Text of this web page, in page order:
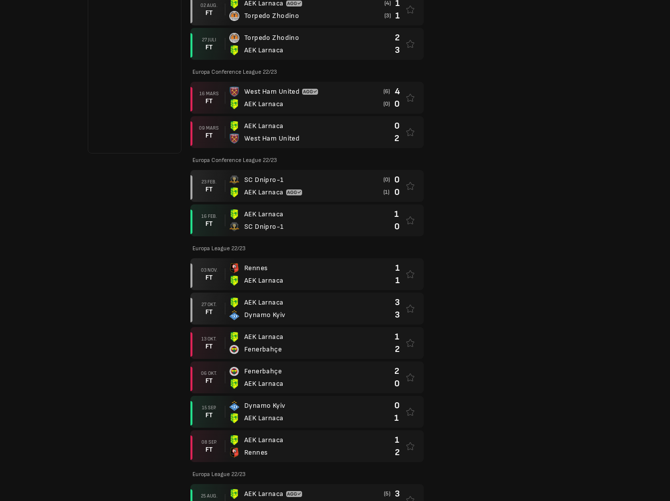
02 AUG.
FT
AEK Larnaca
Torpedo Zhodino
(4) 1
(3) 1
27 JULI
FT
Torpedo Zhodino
AEK Larnaca
2
3
Europa Conference League 22/23
16 MARS
FT
West Ham United
AEK Larnaca
(6) 4
(0) 0
09 MARS
FT
AEK Larnaca
West Ham United
0
2
Europa Conference League 22/23
23 FEB.
FT
SC Dnipro-1
AEK Larnaca
(0) 0
(1) 0
16 FEB.
FT
AEK Larnaca
SC Dnipro-1
1
0
Europa League 22/23
03 NOV.
FT
Rennes
AEK Larnaca
1
1
27 OKT.
FT
AEK Larnaca
Dynamo Kyiv
3
3
13 OKT.
FT
AEK Larnaca
Fenerbahçe
1
2
06 OKT.
FT
Fenerbahçe
AEK Larnaca
2
0
15 SEP.
FT
Dynamo Kyiv
AEK Larnaca
0
1
08 SEP.
FT
AEK Larnaca
Rennes
1
2
Europa League 22/23
25 AUG. AEK Larnaca (5) 3